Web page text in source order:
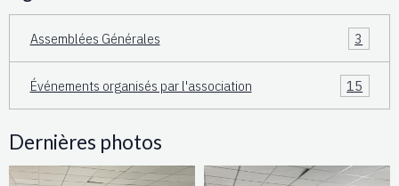
Assemblées Générales 3
Événements organisés par l'association 15
Dernières photos